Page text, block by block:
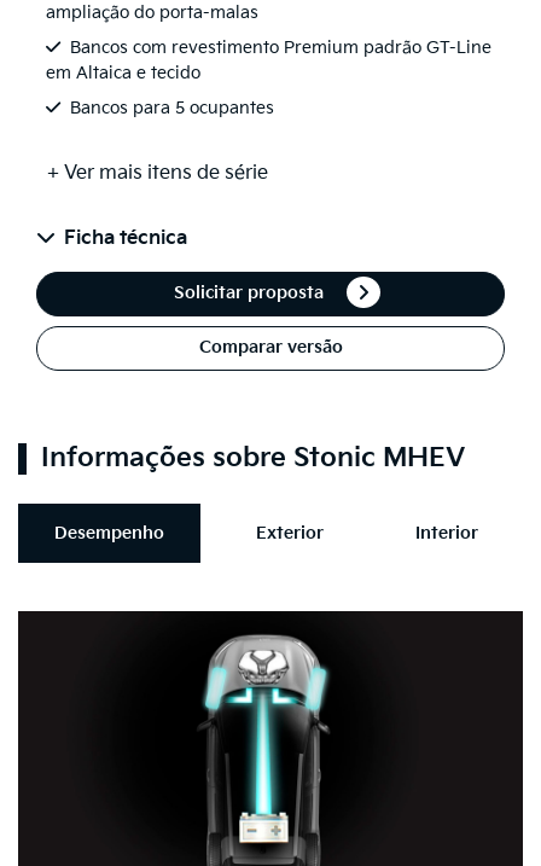
ampliação do porta-malas
Bancos com revestimento Premium padrão GT-Line
em Altaica e tecido
Bancos para 5 ocupantes
+ Ver mais itens de série
Ficha técnica
Solicitar proposta
Comparar versão
Informações sobre Stonic MHEV
Desempenho Exterior Interior